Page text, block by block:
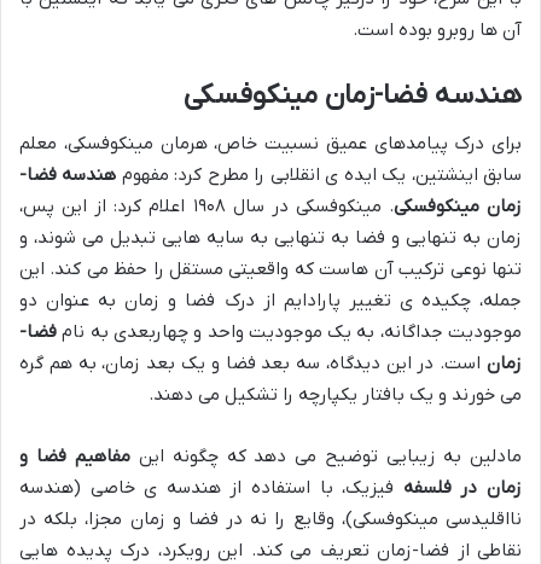
آن ها روبرو بوده است.
هندسه فضا-زمان مینکوفسکی
برای درک پیامدهای عمیق نسبیت خاص، هرمان مینکوفسکی، معلم
سابق اینشتین، یک ایده ی انقلابی را مطرح کرد: مفهوم هندسه فضا-
زمان مینکوفسکی
. مینکوفسکی در سال ۱۹۰۸ اعلام کرد: از این پس،
زمان به تنهایی و فضا به تنهایی به سایه هایی تبدیل می شوند، و
تنها نوعی ترکیب آن هاست که واقعیتی مستقل را حفظ می کند. این
جمله، چکیده ی تغییر پارادایم از درک فضا و زمان به عنوان دو
موجودیت جداگانه، به یک موجودیت واحد و چهاربعدی به نام فضا-
زمان است. در این دیدگاه، سه بعد فضا و یک بعد زمان، به هم گره
می خورند و یک بافتار یکپارچه را تشکیل می دهند.
مادلین به زیبایی توضیح می دهد که چگونه اینمفاهیم فضا و
زمان در فلسفه فیزیک، با استفاده از هندسه ی خاصی (هندسه
نااقلیدسی مینکوفسکی)، وقایع را نه در فضا و زمان مجزا، بلکه در
نقاطی از فضا-زمان تعریف می کند. این رویکرد، درک پدیده هایی